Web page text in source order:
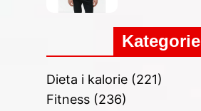
Kategorie
Dieta i kalorie (221)
Fitness (236)